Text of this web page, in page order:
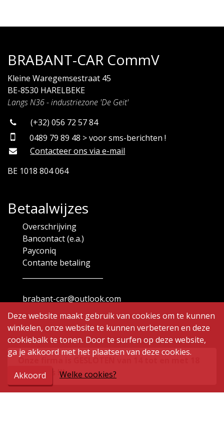
BRABANT-CAR CommV
Kleine Waregemsestraat 45
BE-8530 HARELBEKE
Langs N36 - industriezone 'De Geit'
(+32) 056 72 57 84
0489 79 89 48 > voor sms-berichten !
Contacteer ons via e-mail
BE 1018 804 064
Betaalwijzes
Overschrijving
Bancontact (e.a.)
Payconiq
Contante betaling
brabant-car@outlook.com
Onze firma is GESLOTEN van 14 tot en met 18
augustus !!!
Deze website maakt gebruik van cookies om te kunnen
winkelen, onze website te kunnen verbeteren en deze
cookiebalk te tonen. Door te surfen op deze website,
ga je akkoord met het plaatsen van deze cookies.
Akkoord Welke cookies?